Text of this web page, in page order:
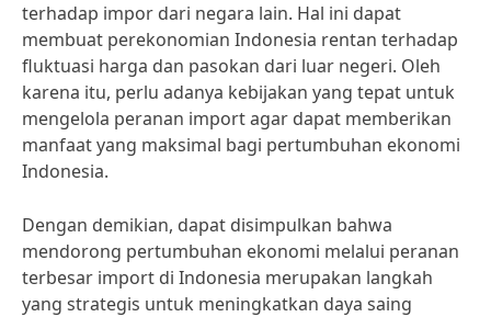
terhadap impor dari negara lain. Hal ini dapat
membuat perekonomian Indonesia rentan terhadap
fluktuasi harga dan pasokan dari luar negeri. Oleh
karena itu, perlu adanya kebijakan yang tepat untuk
mengelola peranan import agar dapat memberikan
manfaat yang maksimal bagi pertumbuhan ekonomi
Indonesia.
Dengan demikian, dapat disimpulkan bahwa
mendorong pertumbuhan ekonomi melalui peranan
terbesar import di Indonesia merupakan langkah
yang strategis untuk meningkatkan daya saing